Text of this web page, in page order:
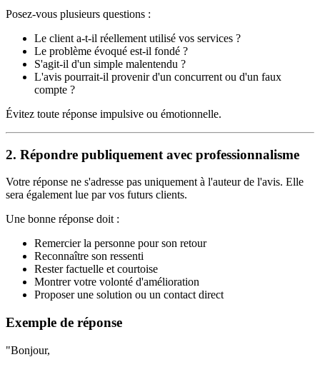
Posez-vous plusieurs questions :
Le client a-t-il réellement utilisé vos services ?
Le problème évoqué est-il fondé ?
S'agit-il d'un simple malentendu ?
L'avis pourrait-il provenir d'un concurrent ou d'un faux
compte ?
Évitez toute réponse impulsive ou émotionnelle.
2. Répondre publiquement avec professionnalisme
Votre réponse ne s'adresse pas uniquement à l'auteur de l'avis. Elle
sera également lue par vos futurs clients.
Une bonne réponse doit :
Remercier la personne pour son retour
Reconnaître son ressenti
Rester factuelle et courtoise
Montrer votre volonté d'amélioration
Proposer une solution ou un contact direct
Exemple de réponse
"Bonjour,